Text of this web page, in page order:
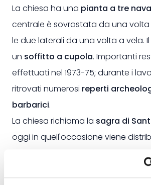
La chiesa ha una pianta a tre
centrale è sovrastata da una
le due laterali da una volta a vela.
un soffitto a cupola. Importanti
effettuati nel 1973-75; durante i
ritrovati numerosi reperti
barbarici.
La chiesa richiama la sagra di
oggi in quell'occasione viene